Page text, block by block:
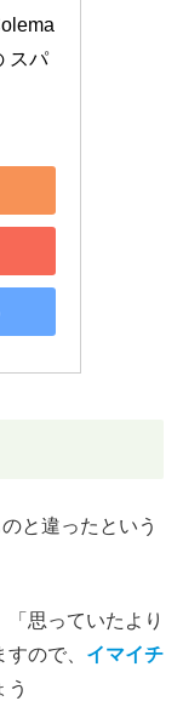
スパ
と違ったという
思っていたより
ので、 イマイチ
う